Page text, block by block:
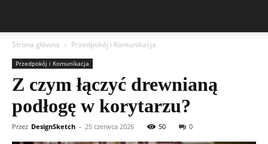
Strona główna Przedpokój i Komunikacja
Przedpokój i Komunikacja
Z czym łączyć drewnianą
podłogę w korytarzu?
Przez DesignSketch - 25 czerwca 2026 50 0